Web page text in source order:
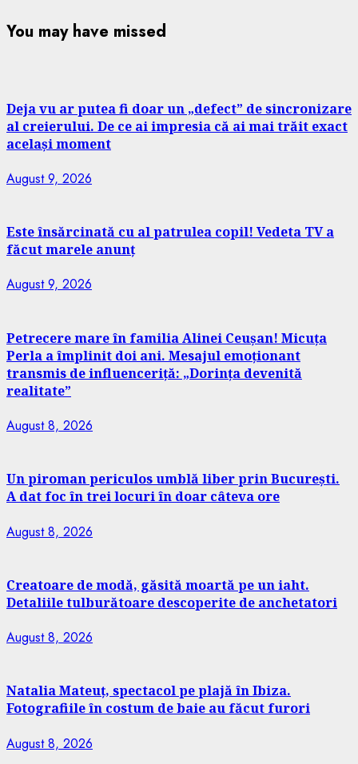
You may have missed
Deja vu ar putea fi doar un „defect” de sincronizare
al creierului. De ce ai impresia că ai mai trăit exact
același moment
August 9, 2026
Este însărcinată cu al patrulea copil! Vedeta TV a
făcut marele anunț
August 9, 2026
Petrecere mare în familia Alinei Ceușan! Micuța
Perla a împlinit doi ani. Mesajul emoționant
transmis de influenceriță: „Dorința devenită
realitate”
August 8, 2026
Un piroman periculos umblă liber prin București.
A dat foc în trei locuri în doar câteva ore
August 8, 2026
Creatoare de modă, găsită moartă pe un iaht.
Detaliile tulburătoare descoperite de anchetatori
August 8, 2026
Natalia Mateuț, spectacol pe plajă în Ibiza.
Fotografiile în costum de baie au făcut furori
August 8, 2026